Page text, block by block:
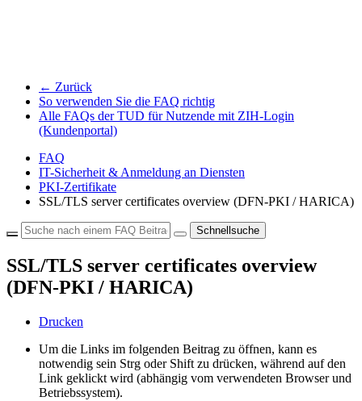
← Zurück
So verwenden Sie die FAQ richtig
Alle FAQs der TUD für Nutzende mit ZIH-Login
(Kundenportal)
FAQ
IT-Sicherheit & Anmeldung an Diensten
PKI-Zertifikate
SSL/TLS server certificates overview (DFN-PKI / HARICA)
Schnellsuche
SSL/TLS server certificates overview
(DFN-PKI / HARICA)
Drucken
Um die Links im folgenden Beitrag zu öffnen, kann es
notwendig sein Strg oder Shift zu drücken, während auf den
Link geklickt wird (abhängig vom verwendeten Browser und
Betriebssystem).